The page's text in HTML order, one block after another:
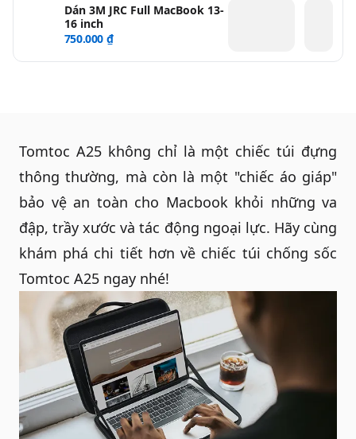
Dán 3M JRC Full MacBook 13-
16 inch
750.000 ₫
Tomtoc A25 không chỉ là một chiếc túi đựng
thông thường, mà còn là một "chiếc áo giáp"
bảo vệ an toàn cho Macbook khỏi những va
đập, trầy xước và tác động ngoại lực. Hãy cùng
khám phá chi tiết hơn về chiếc túi chống sốc
Tomtoc A25 ngay nhé!